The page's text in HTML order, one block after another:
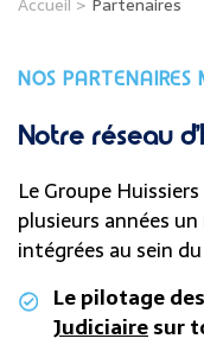
NOS PARTENAIRES
Notre réseau
Le Groupe
plusieurs années
intégrées au sein du
Le pilotage
Judiciairesur